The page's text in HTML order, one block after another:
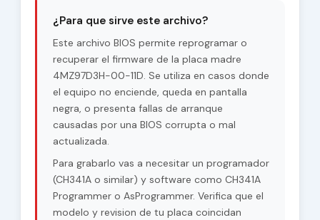
¿Para que sirve este archivo?
Este archivo BIOS permite reprogramar o
recuperar el firmware de la placa madre
4MZ97D3H-00-11D. Se utiliza en casos donde
el equipo no enciende, queda en pantalla
negra, o presenta fallas de arranque
causadas por una BIOS corrupta o mal
actualizada.
Para grabarlo vas a necesitar un programador
(CH341A o similar) y software como CH341A
Programmer o AsProgrammer. Verifica que el
modelo y revision de tu placa coincidan